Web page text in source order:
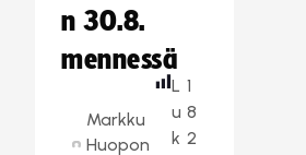
n 30.8.
mennessä
Markku
Huopon
L
u
k
1
8
2